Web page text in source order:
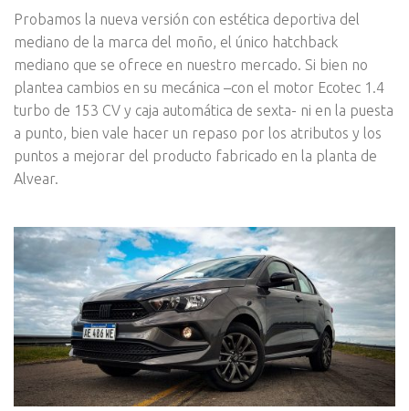
Probamos la nueva versión con estética deportiva del
mediano de la marca del moño, el único hatchback
mediano que se ofrece en nuestro mercado. Si bien no
plantea cambios en su mecánica –con el motor Ecotec 1.4
turbo de 153 CV y caja automática de sexta- ni en la puesta
a punto, bien vale hacer un repaso por los atributos y los
puntos a mejorar del producto fabricado en la planta de
Alvear.